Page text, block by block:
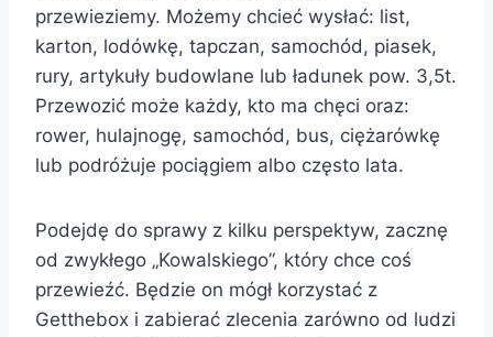
przewieziemy. Możemy chcieć wysłać: list,
karton, lodówkę, tapczan, samochód, piasek,
rury, artykuły budowlane lub ładunek pow. 3,5t.
Przewozić może każdy, kto ma chęci oraz:
rower, hulajnogę, samochód, bus, ciężarówkę
lub podróżuje pociągiem albo często lata.
Podejdę do sprawy z kilku perspektyw, zacznę
od zwykłego „Kowalskiego”, który chce coś
przewieźć. Będzie on mógł korzystać z
Getthebox i zabierać zlecenia zarówno od ludzi